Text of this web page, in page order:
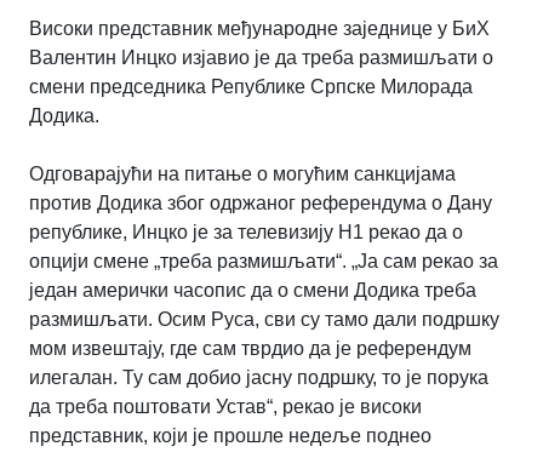
Високи представник међународне заједнице у БиХ
Валентин Инцко изјавио је да треба размишљати о
смени председника Републике Српске Милорада
Додика.
Одговарајући на питање о могућим санкцијама
против Додика због одржаног референдума о Дану
републике, Инцко је за телевизију Н1 рекао да о
опцији смене „треба размишљати“. „Ја сам рекао за
један амерички часопис да о смени Додика треба
размишљати. Осим Руса, сви су тамо дали подршку
мом извештају, где сам тврдио да је референдум
илегалан. Ту сам добио јасну подршку, то је порука
да треба поштовати Устав“, рекао је високи
представник, који је прошле недеље поднео